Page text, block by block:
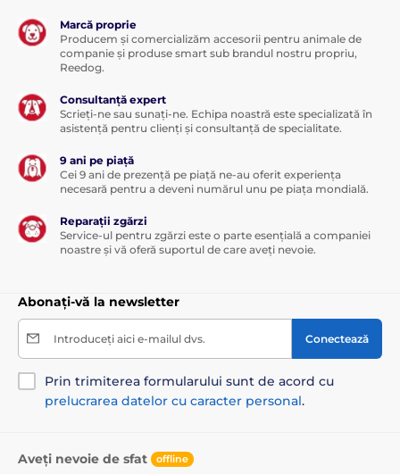
Marcă proprie
Producem și comercializăm accesorii pentru animale de
companie și produse smart sub brandul nostru propriu,
Reedog.
Consultanță expert
Scrieți-ne sau sunați-ne. Echipa noastră este specializată în
asistență pentru clienți și consultanță de specialitate.
9 ani pe piață
Cei 9 ani de prezență pe piață ne-au oferit experiența
necesară pentru a deveni numărul unu pe piața mondială.
Reparații zgărzi
Service-ul pentru zgărzi este o parte esențială a companiei
noastre și vă oferă suportul de care aveți nevoie.
Abonați-vă la newsletter
Introduceți aici e-mailul dvs. Conectează
Prin trimiterea formularului sunt de acord cu
prelucrarea datelor cu caracter personal.
Aveți nevoie de sfat offline